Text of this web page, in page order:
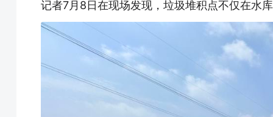
记者7月8日在现场发现，垃圾堆积点不仅在水